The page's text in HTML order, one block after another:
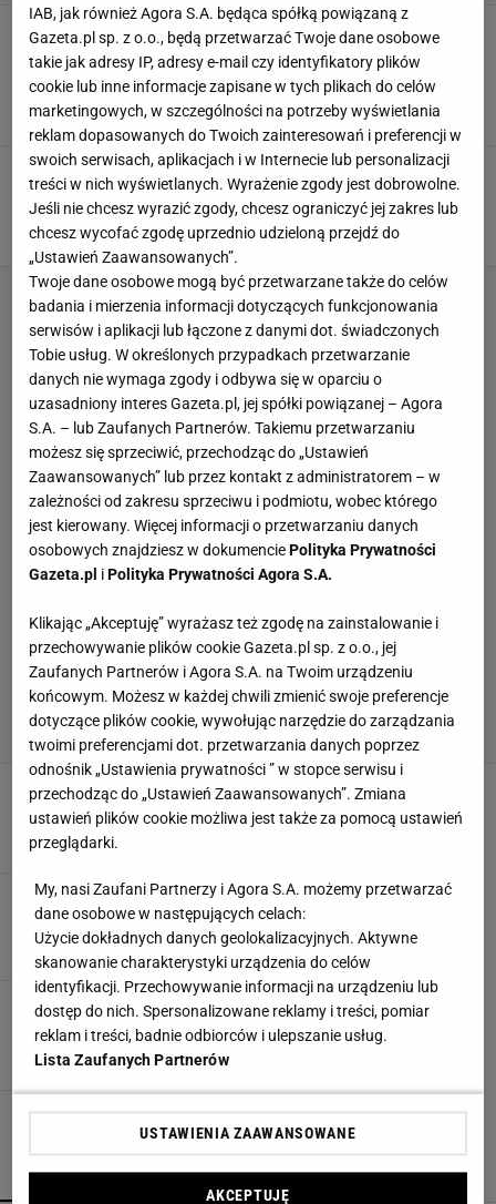
Ocet na mszyce. Jeden z najskuteczniejszych
sposobów naturalnej ochrony roślin. Jak zrobić
preparat i jak stosować?
DOMOWE SPOSOBY NA MSZYCE
JAK ZWALCZAĆ MSZYCE
MSZYCE NATURALNA OCHRONA ROŚLIN
Tej przyprawy mszyce boją się jak ognia.
Wystarczy łyżeczka, ażeby pozbyć się ich raz
na zawsze
DOMOWE SPOSOBY MSZYCE NEWS
Choroby i szkodniki magnolii
INSTRUKCJE MSZYCE OGRODY OGRÓD
Leczymy graby
GRABIE INSTRUKCJE KORA KRZEW
Leczymy buki
CHOROBY GRZYBOWE LARWY MSZYCE
POPULARNE NAJNOWSZE
IAB, jak również Agora S.A. będąca spółką powiązaną z
Gazeta.pl sp. z o.o., będą przetwarzać Twoje dane osobowe
takie jak adresy IP, adresy e-mail czy identyfikatory plików
cookie lub inne informacje zapisane w tych plikach do celów
marketingowych, w szczególności na potrzeby wyświetlania
reklam dopasowanych do Twoich zainteresowań i preferencji w
swoich serwisach, aplikacjach i w Internecie lub personalizacji
treści w nich wyświetlanych. Wyrażenie zgody jest dobrowolne.
Jeśli nie chcesz wyrazić zgody, chcesz ograniczyć jej zakres lub
chcesz wycofać zgodę uprzednio udzieloną przejdź do
„Ustawień Zaawansowanych”.
Twoje dane osobowe mogą być przetwarzane także do celów
badania i mierzenia informacji dotyczących funkcjonowania
serwisów i aplikacji lub łączone z danymi dot. świadczonych
Tobie usług. W określonych przypadkach przetwarzanie
danych nie wymaga zgody i odbywa się w oparciu o
uzasadniony interes Gazeta.pl, jej spółki powiązanej – Agora
S.A. – lub Zaufanych Partnerów. Takiemu przetwarzaniu
możesz się sprzeciwić, przechodząc do „Ustawień
Zaawansowanych” lub przez kontakt z administratorem – w
zależności od zakresu sprzeciwu i podmiotu, wobec którego
jest kierowany. Więcej informacji o przetwarzaniu danych
osobowych znajdziesz w dokumenciePolityka Prywatności
Gazeta.pl iPolityka Prywatności Agora S.A.
Klikając „Akceptuję” wyrażasz też zgodę na zainstalowanie i
przechowywanie plików cookie Gazeta.pl sp. z o.o., jej
Zaufanych Partnerów i Agora S.A. na Twoim urządzeniu
końcowym. Możesz w każdej chwili zmienić swoje preferencje
dotyczące plików cookie, wywołując narzędzie do zarządzania
twoimi preferencjami dot. przetwarzania danych poprzez
odnośnik „Ustawienia prywatności ” w stopce serwisu i
przechodząc do „Ustawień Zaawansowanych”. Zmiana
ustawień plików cookie możliwa jest także za pomocą ustawień
przeglądarki.
My, nasi Zaufani Partnerzy i Agora S.A. możemy przetwarzać
dane osobowe w następujących celach:
Użycie dokładnych danych geolokalizacyjnych. Aktywne
skanowanie charakterystyki urządzenia do celów
identyfikacji. Przechowywanie informacji na urządzeniu lub
dostęp do nich. Spersonalizowane reklamy i treści, pomiar
reklam i treści, badnie odbiorców i ulepszanie usług.
Lista Zaufanych Partnerów
USTAWIENIA ZAAWANSOWANE
AKCEPTUJĘ